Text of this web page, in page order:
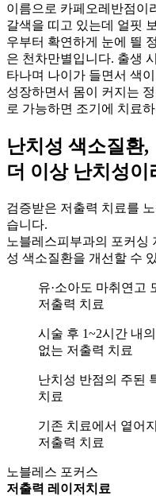
이름으로 카페오레반점이
갈색을 띠고 있는데 얼핏
우부터 확연하게 눈에 띌
은 천차만별입니다. 출생
타나며 나이가 들면서 색
성장하면서 몸이 커지는
로 가능하면 조기에 치료
난치성 색소질환,
더 이상 난치성
검증받은 저출력 치료를
습니다.
노블레스피부과의 포커싱
성 색소질환을 개선할 수
유·소아도 마취연고
저출력 치료
시술 후 1~2시간 내
없는 저출력 치료
난치성 반점의 주된
치료
기존 치료에서 옅어
저출력 치료
노블레스 포커스
저출력 레이저치료